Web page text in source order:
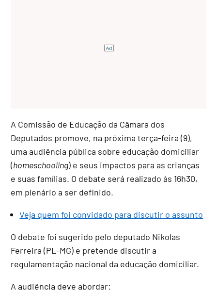
A Comissão de Educação da Câmara dos
Deputados promove, na próxima terça-feira (9),
uma audiência pública sobre educação domiciliar
(homeschooling) e seus impactos para as crianças
e suas famílias. O debate será realizado às 16h30,
em plenário a ser definido.
Veja quem foi convidado para discutir o assunto
O debate foi sugerido pelo deputado Nikolas
Ferreira (PL-MG) e pretende discutir a
regulamentação nacional da educação domiciliar.
A audiência deve abordar: